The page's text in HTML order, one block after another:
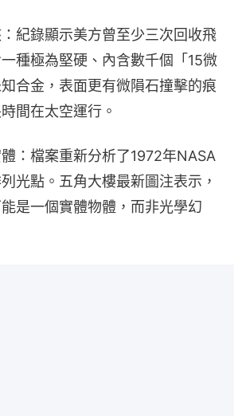
紀錄顯示美方曾至少三次回收飛
種極為堅硬、內含數千個「15微
合金，表面更有微隕石撞擊的痕
間在太空運行。
：檔案重新分析了1972年NASA
光點。五角大樓最新圖注表示，
是一個實體物體，而非光學幻